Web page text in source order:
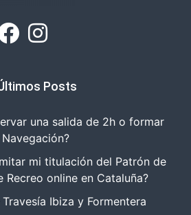
Posts
una salida de 2h o formar
mi titulación del Patrón de
Recreo online en Cataluña?
Ibiza y Formentera